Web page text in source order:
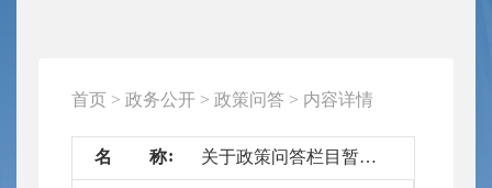
首页 > 政务公开 > 政策问答 > 内容详情
名 称 关于政策问答栏目暂无更新的情况说明